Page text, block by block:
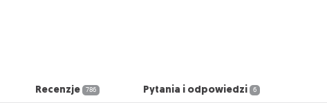
Recenzje 786 Pytania i odpowiedzi 6